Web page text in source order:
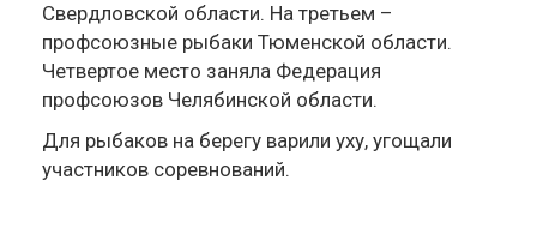
Свердловской области. На третьем –
профсоюзные рыбаки Тюменской области.
Четвертое место заняла Федерация
профсоюзов Челябинской области.
Для рыбаков на берегу варили уху, угощали
участников соревнований.